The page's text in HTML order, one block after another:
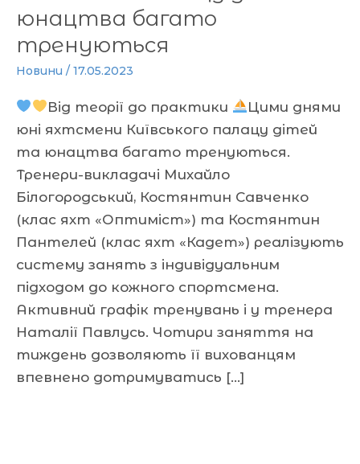
юнацтва багато
тренуються
Новини / 17.05.2023
Від теорії до практики
Цими днями
юні яхтсмени Київського палацу дітей
та юнацтва багато тренуються.
Тренери-викладачі Михайло
Білогородський, Костянтин Савченко
(клас яхт «Оптиміст») та Костянтин
Пантелей (клас яхт «Кадет») реалізують
систему занять з індивідуальним
підходом до кожного спортсмена.
Активний графік тренувань і у тренера
Наталії Павлусь. Чотири заняття на
тиждень дозволяють її вихованцям
впевнено дотримуватись […]